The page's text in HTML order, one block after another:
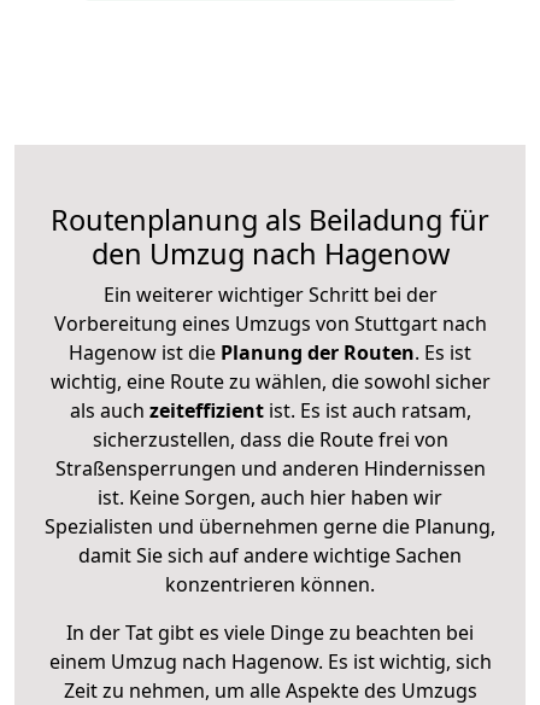
Routenplanung als Beiladung für
den Umzug nach Hagenow
Ein weiterer wichtiger Schritt bei der
Vorbereitung eines Umzugs von Stuttgart nach
Hagenow ist die Planung der Routen. Es ist
wichtig, eine Route zu wählen, die sowohl sicher
als auch zeiteffizientist. Es ist auch ratsam,
sicherzustellen, dass die Route frei von
Straßensperrungen und anderen Hindernissen
ist. Keine Sorgen, auch hier haben wir
Spezialisten und übernehmen gerne die Planung,
damit Sie sich auf andere wichtige Sachen
konzentrieren können.
In der Tat gibt es viele Dinge zu beachten bei
einem Umzug nach Hagenow. Es ist wichtig, sich
Zeit zu nehmen, um alle Aspekte des Umzugs